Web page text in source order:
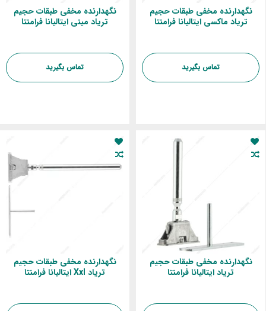
نگهدارنده مخفی طبقات حجیم
تریاد ماکسی ایتالیانا فرامنتا
تماس بگیرید
نگهدارنده مخفی طبقات حجیم
تریاد مینی ایتالیانا فرامنتا
تماس بگیرید
نگهدارنده مخفی طبقات حجیم
تریاد ایتالیانا فرامنتا
نگهدارنده مخفی طبقات حجیم
تریاد Xxl ایتالیانا فرامنتا